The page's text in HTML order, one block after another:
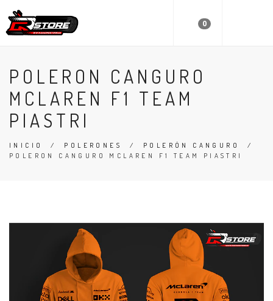
0
POLERON CANGURO
MCLAREN F1 TEAM
PIASTRI
INICIO / POLERONES / POLERÓN CANGURO
/
POLERON CANGURO MCLAREN F1 TEAM PIASTRI